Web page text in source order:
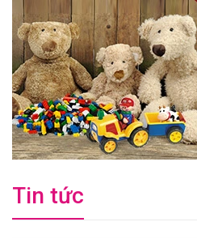
Tin tức